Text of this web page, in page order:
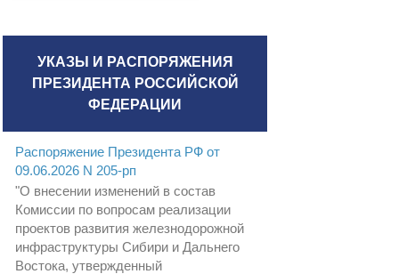
УКАЗЫ И РАСПОРЯЖЕНИЯ
ПРЕЗИДЕНТА РОССИЙСКОЙ
ФЕДЕРАЦИИ
Распоряжение Президента РФ от
09.06.2026 N 205-рп
"О внесении изменений в состав
Комиссии по вопросам реализации
проектов развития железнодорожной
инфраструктуры Сибири и Дальнего
Востока, утвержденный